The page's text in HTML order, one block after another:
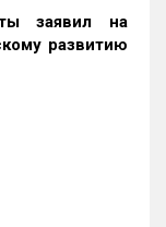
заявил на
развитию